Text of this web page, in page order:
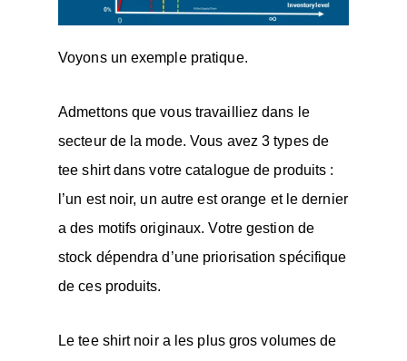
Voyons un exemple pratique.
Admettons que vous travailliez dans le
secteur de la mode. Vous avez 3 types de
tee shirt dans votre catalogue de produits :
l’un est noir, un autre est orange et le dernier
a des motifs originaux. Votre gestion de
stock dépendra d’une priorisation spécifique
de ces produits.
Le tee shirt noir a les plus gros volumes de